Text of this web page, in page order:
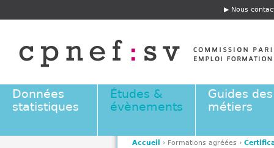
E
t
ê
e
Nous
Données
statistiques
Études &
évènements
Guides des
métiers
Accueil › Formations agréées ›